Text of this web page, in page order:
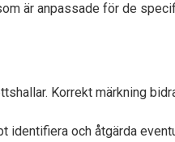
är anpassade för de
Korrekt märkning
identifiera och åtgärda